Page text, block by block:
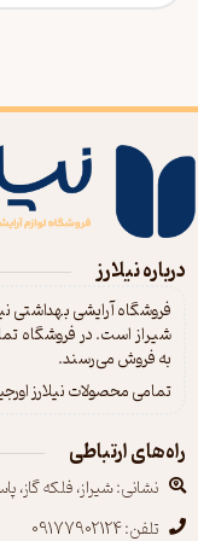
درباره نیلارز
فروشگاه آرایشی بهداشتی
شیراز است. در فروشگاه
به فروش می‌رسند.
تمامی محصولات نیلارز
راه‌های ارتباطی
نشانی: شیراز، فلکه گاز،
تلفن: 09177902124